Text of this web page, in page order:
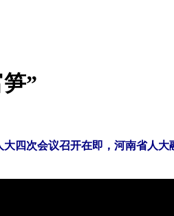
”
四次会议召开在即，河南省人